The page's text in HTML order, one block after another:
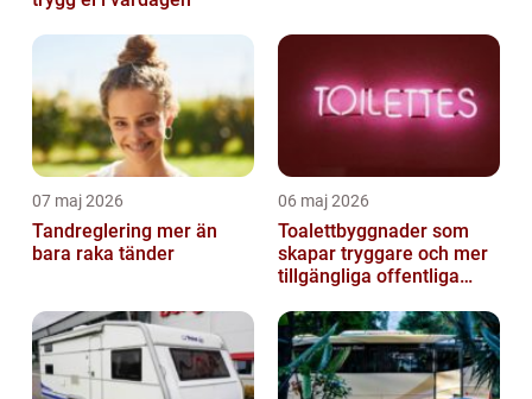
07 maj 2026
Tandreglering mer än
bara raka tänder
06 maj 2026
Toalettbyggnader som
skapar tryggare och mer
tillgängliga offentliga